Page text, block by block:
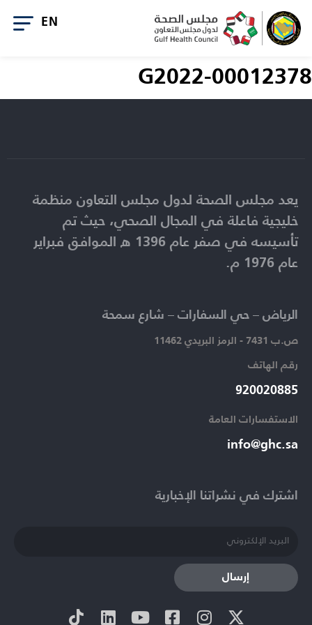
G2022-00012378
اشترك في نشراتنا الإخبارية​
إرسال
الرياض – حي السفارات – شارع سمحة​
ص.ب 7431 - الرمز البريدي 11462
رقم الهاتف​
920020885​
الاستفسارات العامة ​
info@ghc.sa​
يعد مجلس الصحة لدول مجلس التعاون منظمة
خليجية فاعلة في المجال الصحي، حيث تم
تأسيسه في صفر عام 1396 ه الموافق فبراير
عام 1976 م.